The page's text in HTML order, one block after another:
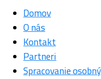
Domov
O nás
Kontakt
Partneri
Spracovanie